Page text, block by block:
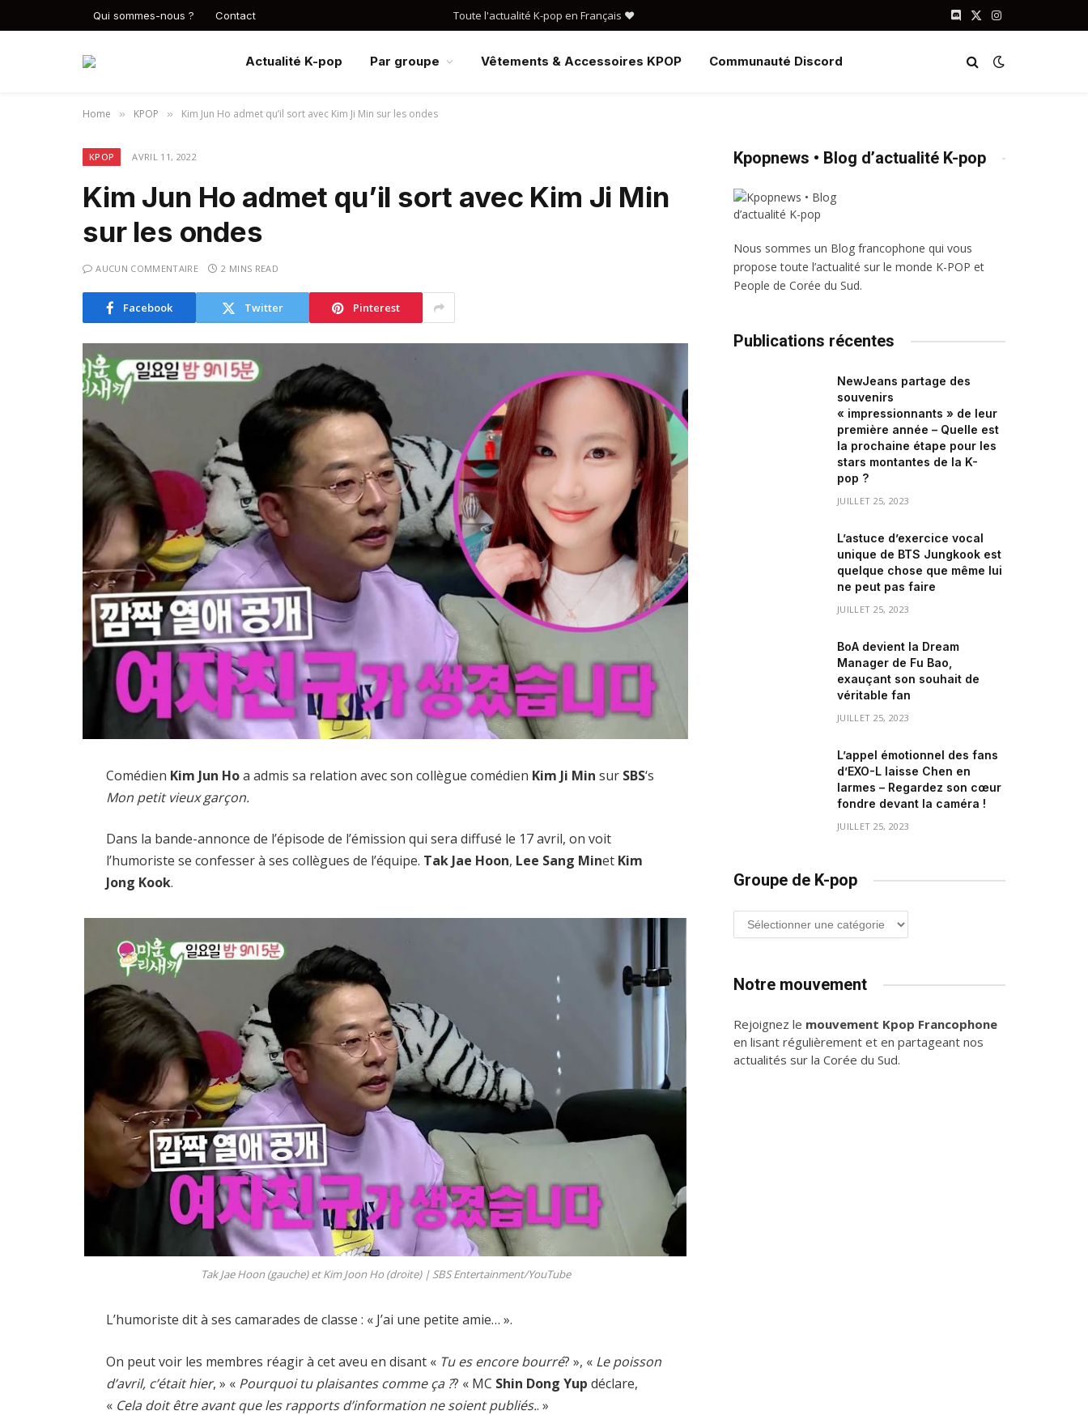
Qui sommes-nous ? Contact Toute l'actualité K-pop en Français ❤️ Discord
X
Instagram
Actualité K-pop Par groupe Vêtements & Accessoires KPOP Communauté Discord
Home » KPOP » Kim Jun Ho admet qu’il sort avec Kim Ji Min sur les ondes
KPOP AVRIL 11, 2022
Kim Jun Ho admet qu’il sort avec Kim Ji Min
sur les ondes
AUCUN COMMENTAIRE 2 MINS READ
Facebook Twitter Pinterest
Comédien Kim Jun Hoa admis sa relation avec son collègue comédien Kim Ji Min sur SBS‘s
Mon petit vieux garçon.
Dans la bande-annonce de l’épisode de l’émission qui sera diffusé le 17 avril, on voit
l’humoriste se confesser à ses collègues de l’équipe. Tak Jae Hoon, Lee Sang Minet Kim
Jong Kook.
Tak Jae Hoon (gauche) et Kim Joon Ho (droite) | SBS Entertainment/YouTube
L’humoriste dit à ses camarades de classe : « J’ai une petite amie… ».
On peut voir les membres réagir à cet aveu en disant « Tu es encore bourré? », « Le poisson
d’avril, c’était hier, » « Pourquoi tu plaisantes comme ça ?? « MC Shin Dong Yup déclare,
« Cela doit être avant que les rapports d’information ne soient publiés.. »
Kpopnews • Blog d’actualité K-pop
Nous sommes un Blog francophone qui vous
propose toute l’actualité sur le monde K-POP et
People de Corée du Sud.
Publications récentes
NewJeans partage des
souvenirs
« impressionnants » de leur
première année – Quelle est
la prochaine étape pour les
stars montantes de la K-
pop ?
JUILLET 25, 2023
L’astuce d’exercice vocal
unique de BTS Jungkook est
quelque chose que même lui
ne peut pas faire
JUILLET 25, 2023
BoA devient la Dream
Manager de Fu Bao,
exauçant son souhait de
véritable fan
JUILLET 25, 2023
L’appel émotionnel des fans
d’EXO-L laisse Chen en
larmes – Regardez son cœur
fondre devant la caméra !
JUILLET 25, 2023
Groupe de K-pop
Groupe
de
Notre mouvement
Rejoignez le mouvement Kpop Francophone
en lisant régulièrement et en partageant nos
actualités sur la Corée du Sud.